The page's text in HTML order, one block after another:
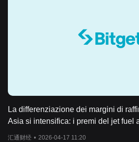
La differenziazione dei margini di
Asia si intensifica: i premi del jet fuel
premio del diesel raggiunge livelli
汇通财经 • 2026-04-17 11:20